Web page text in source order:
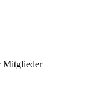
Mitglieder